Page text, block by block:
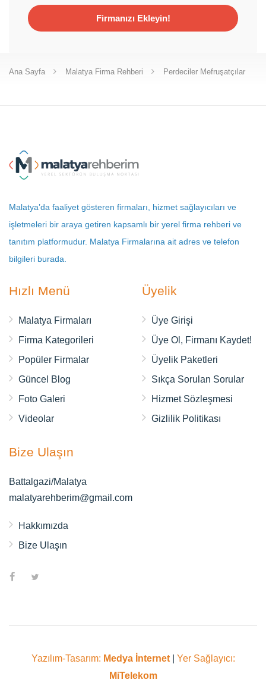
Firmanızı Ekleyin!
Ana Sayfa Malatya Firma Rehberi Perdeciler Mefruşatçılar
Malatya’da faaliyet gösteren firmaları, hizmet sağlayıcıları ve
işletmeleri bir araya getiren kapsamlı bir yerel firma rehberi ve
tanıtım platformudur. Malatya Firmalarına ait adres ve telefon
bilgileri burada.
Hızlı Menü
Malatya Firmaları
Firma Kategorileri
Popüler Firmalar
Güncel Blog
Foto Galeri
Videolar
Üyelik
Üye Girişi
Üye Ol, Firmanı Kaydet!
Üyelik Paketleri
Sıkça Sorulan Sorular
Hizmet Sözleşmesi
Gizlilik Politikası
Bize Ulaşın
Battalgazi/Malatya
malatyarehberim@gmail.com
Hakkımızda
Bize Ulaşın
Yazılım-Tasarım: Medya İnternet| Yer Sağlayıcı:
MiTelekom